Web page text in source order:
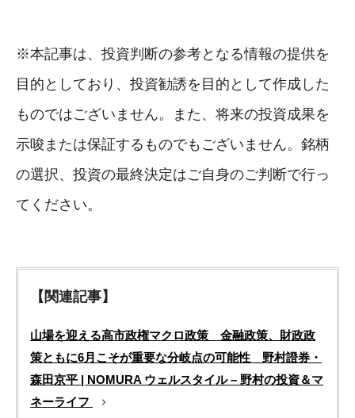
※本記事は、投資判断の参考となる情報の提供を
目的としており、投資勧誘を目的として作成した
ものではございません。また、将来の投資成果を
示唆または保証するものでもございません。銘柄
の選択、投資の最終決定はご自身のご判断で行っ
てください。
【関連記事】
山場を迎える高市政権マクロ政策 金融政策、財政政
策ともに6月こそが重要な分岐点の可能性 野村證券・
森田京平 | NOMURA ウェルスタイル – 野村の投資＆マ
ネーライフ